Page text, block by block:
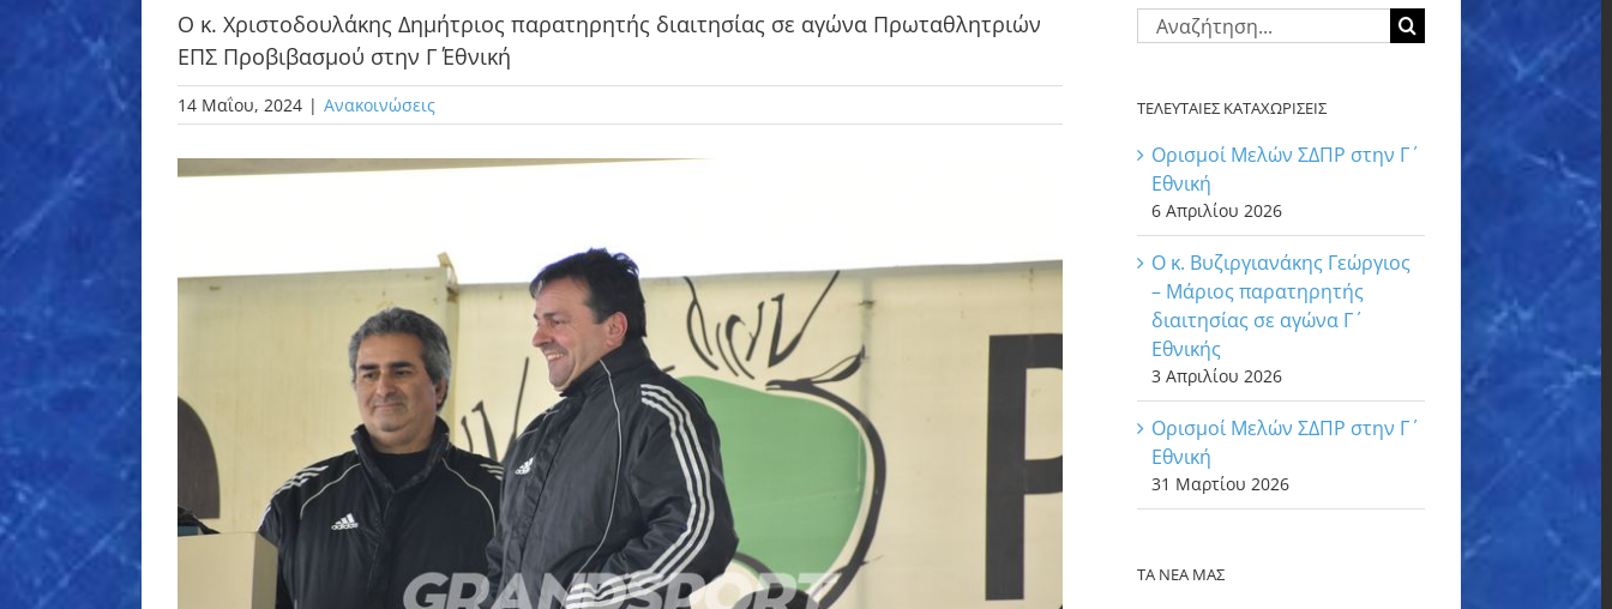
Ο κ. Χριστοδουλάκης Δημήτριος παρατηρητής διαιτησίας σε αγώνα Πρωταθλητριών
ΕΠΣ Προβιβασμού στην Γ΄ Εθνική
14 Μαΐου, 2024 | Ανακοινώσεις
Προβολή
Αναζήτηση
για:
ΤΕΛΕΥΤΑΙΕΣ ΚΑΤΑΧΩΡΙΣΕΙΣ
Ορισμοί Μελών ΣΔΠΡ στην Γ΄
Εθνική
6 Απριλίου 2026
Ο κ. Βυζιργιανάκης Γεώργιος
– Μάριος παρατηρητής
διαιτησίας σε αγώνα Γ΄
Εθνικής
3 Απριλίου 2026
Ορισμοί Μελών ΣΔΠΡ στην Γ΄
Εθνική
31 Μαρτίου 2026
ΤΑ ΝΕΑ ΜΑΣ